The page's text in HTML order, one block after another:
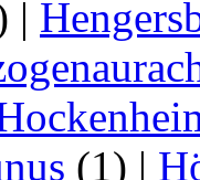
|
(1) |